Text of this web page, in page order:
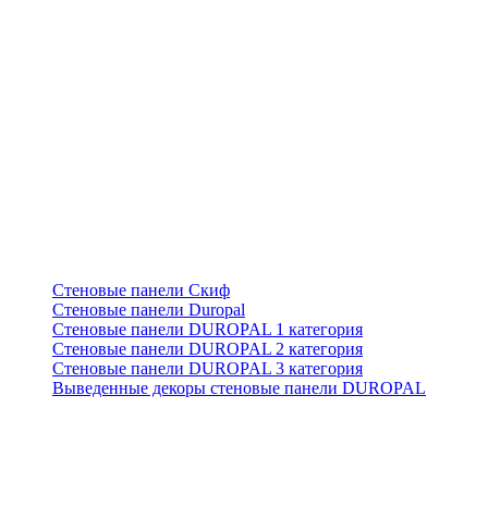
Стеновые панели Скиф
Стеновые панели Duropal
Стеновые панели DUROPAL 1 категория
Стеновые панели DUROPAL 2 категория
Стеновые панели DUROPAL 3 категория
Выведенные декоры стеновые панели DUROPAL